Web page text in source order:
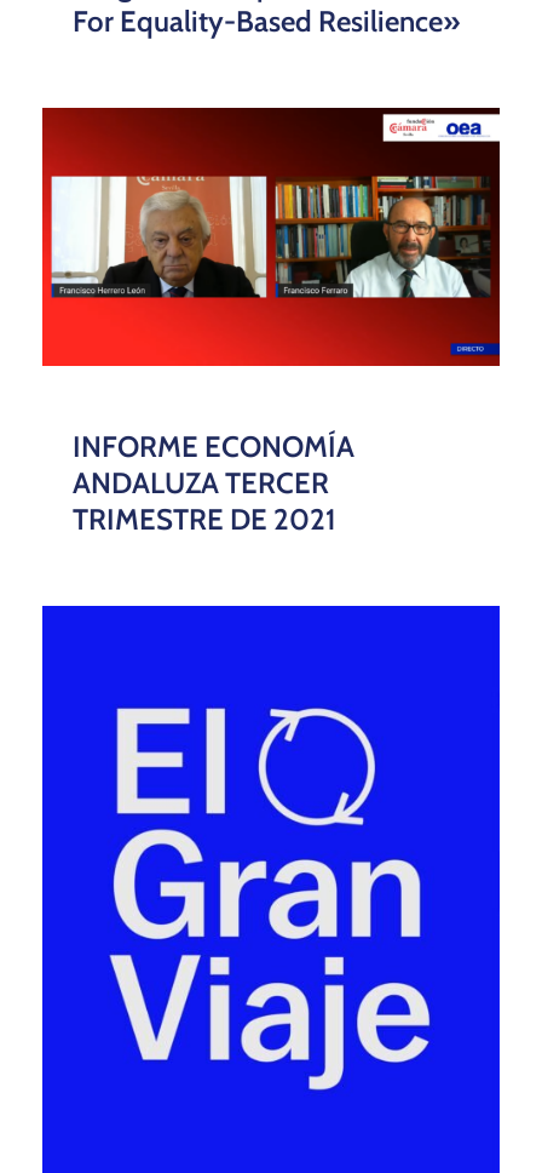
For Equality-Based Resilience»
INFORME ECONOMÍA
ANDALUZA TERCER
TRIMESTRE DE 2021